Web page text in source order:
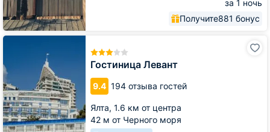
за 1 ночь
Получите881 бонус
Гостиница Левант
9.4 194 отзыва гостей
Ялта, 1.6 км от центра
42 м от Черного моря
Гостиница